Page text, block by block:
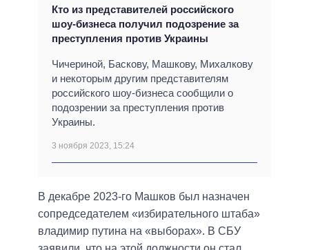
Кто из представителей российского
шоу-бизнеса получил подозрение за
преступления против Украины
Чичериной, Баскову, Машкову, Михалкову
и некоторым другим представителям
российского шоу-бизнеса сообщили о
подозрении за преступления против
Украины.
3 ноября 2023, 15:24
В декабре 2023-го Машков был назначен
сопредседателем «избирательного штаба»
владимир путина на «выборах». В СБУ